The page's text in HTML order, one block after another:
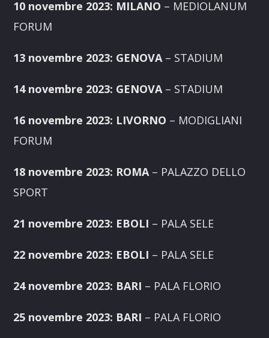
10 novembre 2023: MILANO – MEDIOLANUM
FORUM
13 novembre 2023: GENOVA– STADIUM
14 novembre 2023: GENOVA – STADIUM
16 novembre 2023: LIVORNO – MODIGLIANI
FORUM
18 novembre 2023: ROMA – PALAZZO DELLO
SPORT
21 novembre 2023: EBOLI – PALA SELE
22 novembre 2023: EBOLI – PALA SELE
24 novembre 2023: BARI – PALA FLORIO
25 novembre 2023: BARI – PALA FLORIO